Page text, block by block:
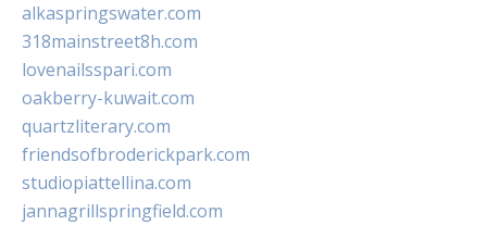
alkaspringswater.com
318mainstreet8h.com
lovenailsspari.com
oakberry-kuwait.com
quartzliterary.com
friendsofbroderickpark.com
studiopiattellina.com
jannagrillspringfield.com